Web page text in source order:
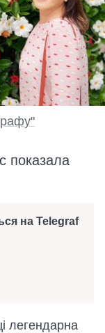
показала
на Telegraf
легендарна